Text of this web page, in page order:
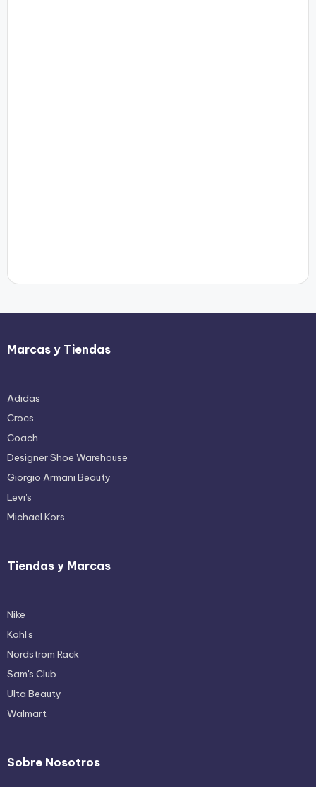
Marcas y Tiendas
Adidas
Crocs
Coach
Designer Shoe Warehouse
Giorgio Armani Beauty
Levi's
Michael Kors
Tiendas y Marcas
Nike
Kohl's
Nordstrom Rack
Sam's Club
Ulta Beauty
Walmart
Sobre Nosotros